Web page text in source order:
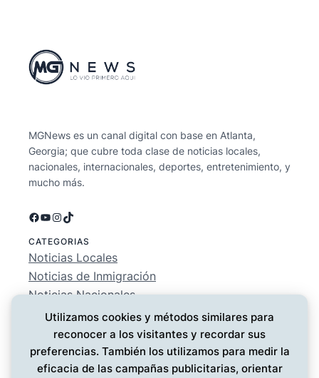
MGNews es un canal digital con base en Atlanta,
Georgia; que cubre toda clase de noticias locales,
nacionales, internacionales, deportes, entretenimiento, y
mucho más.
Facebook
YouTube
Instagram
TikTok
CATEGORIAS
Noticias Locales
Noticias de Inmigración
Noticias Nacionales
Deportes
Entretenimiento
EMPRESA
Conócenos
Utilizamos cookies y métodos similares para
reconocer a los visitantes y recordar sus
preferencias. También los utilizamos para medir la
eficacia de las campañas publicitarias, orientar